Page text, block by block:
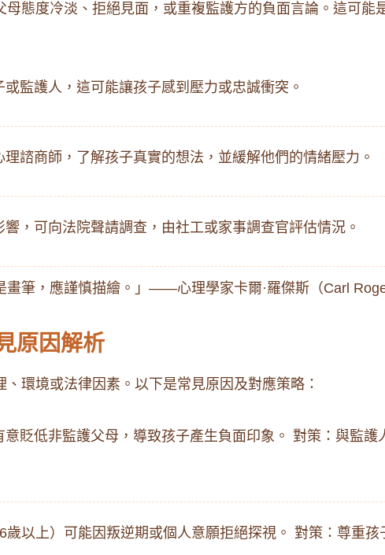
態度冷淡、拒絕見面，或重複監護方的負面言論。這可能
監護人，這可能讓孩子感到壓力或忠誠衝突。
諮商師，了解孩子真實的想法，並緩解他們的情緒壓力。
，可向法院聲請調查，由社工或家事調查官評估情況。
畫筆，應謹慎描繪。」——心理學家卡爾·羅傑斯（Carl
原因解析
環境或法律因素。以下是常見原因及對應策略：
貶低非監護父母，導致孩子產生負面印象。 對策：與監
以上）可能因叛逆期或個人意願拒絕探視。 對策：尊重